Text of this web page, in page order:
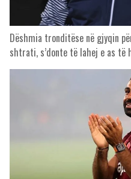
Dëshmia tronditëse në gjyqin
shtrati, s’donte të lahej e as të